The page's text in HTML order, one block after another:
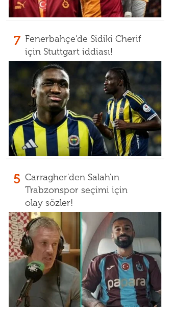
7 Fenerbahçe'de Sidiki Cherif
için Stuttgart iddiası!
5 Carragher'den Salah'ın
Trabzonspor seçimi için
olay sözler!